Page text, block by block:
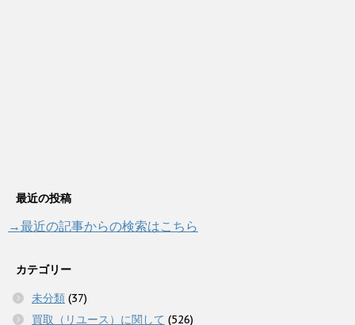
最近の投稿
→最近の記事からの検索はこちら
カテゴリー
未分類 (37)
買取（リユース）に関して (526)